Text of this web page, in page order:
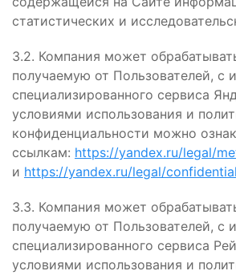
статистических и
3.2. Компания может
получаемую от Пользователей, с
специализированного сервиса
условиями использования и
конфиденциальности можно
ссылкам: https://yandex.ru/legal/
и https://yandex.ru/legal/
3.3. Компания может
получаемую от Пользователей, с
специализированного сервиса
условиями использования и